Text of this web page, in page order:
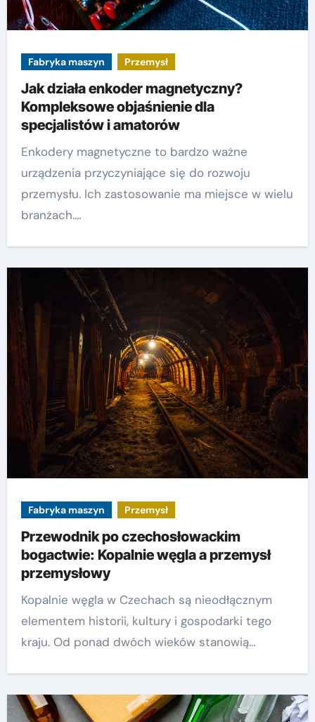
Fabryka maszyn Przemysł
Jak działa enkoder magnetyczny?
Kompleksowe objaśnienie dla
specjalistów i amatorów
Enkodery magnetyczne to bardzo ważne
urządzenia przyczyniające się do rozwoju
przemysłu. Ich zastosowanie ma miejsce w wielu
branżach.…
Fabryka maszyn Przemysł
Przewodnik po czechosłowackim
bogactwie: Kopalnie węgla a przemysł
przemysłowy
Kopalnie węgla w Czechach są nieodłącznym
elementem historii, kultury i gospodarki tego
kraju. Od ponad dwóch wieków stanowią…